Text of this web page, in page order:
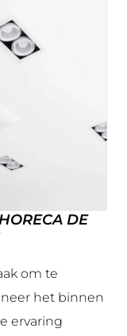
DE
om te
het binnen
ervaring